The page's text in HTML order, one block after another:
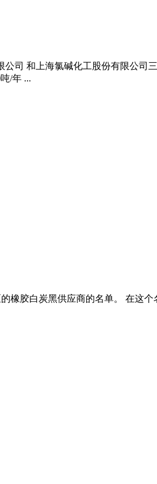
司 和上海氯碱化工股份有限公司
/年 ...
橡胶白炭黑供应商的名单。 在这